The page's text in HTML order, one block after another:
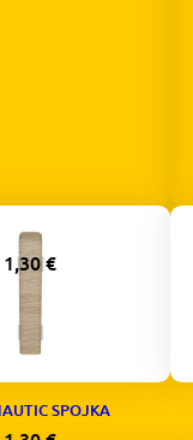
UKONCENIE LAVE
1,30€
SPOJKA